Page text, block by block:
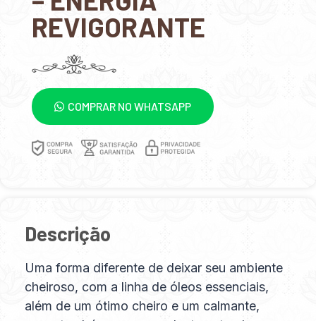
REVIGORANTE
COMPRAR NO WHATSAPP
Descrição
Uma forma diferente de deixar seu ambiente
cheiroso, com a linha de óleos essenciais,
além de um ótimo cheiro e um calmante,